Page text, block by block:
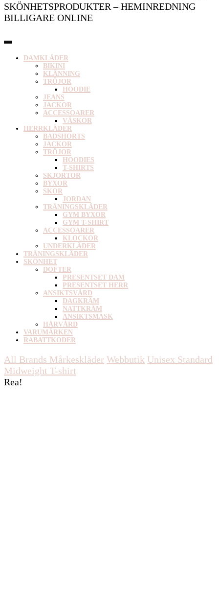
SKÖNHETSPRODUKTER – HEMINREDNING
BILLIGARE ONLINE
DAMKLÄDER
BIKINI
KLÄNNING
TRÖJOR
HOODIE
JEANS
JACKOR
ACCESSOARER
VÄSKOR
HERRKLÄDER
BADSHORTS
JACKOR
TRÖJOR
HOODIES
T-SHIRTS
SKJORTOR
BYXOR
SKOR
JORDAN
TRÄNINGSKLÄDER
GYM BYXOR
GYM T-SHIRT
ACCESSOARER
KLOCKOR
UNDERKLÄDER
TRÄNINGSKLÄDER
SKÖNHET
DOFTER
PRESENTSET DAM
PRESENTSET HERR
ANSIKTSVÅRD
DAGKRÄM
NATTKRÄM
ANSIKTSMASK
HÅRVÅRD
VARUMÄRKEN
RABATTKODER
All Brands Mårkeskläder Webbutik Unisex Standard
Midweight T-shirt
Rea!